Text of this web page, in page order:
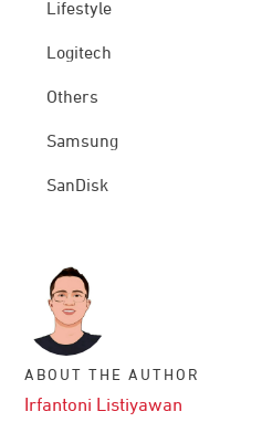
Lifestyle
Logitech
Others
Samsung
SanDisk
ABOUT THE AUTHOR
Irfantoni Listiyawan